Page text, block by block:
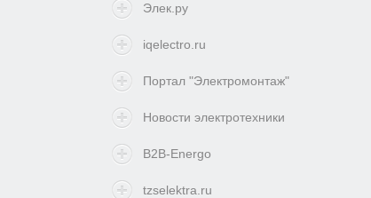
Элек.ру
iqelectro.ru
Портал "Электромонтаж"
Новости электротехники
B2B-Energo
tzselektra.ru